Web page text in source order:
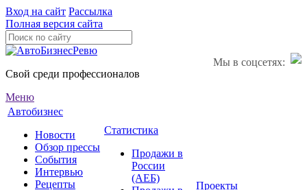
Вход на сайт Рассылка
Полная версия сайта
Мы в соцсетях:
Свой среди профессионалов
Меню
Автобизнес
Новости
Обзор прессы
События
Интервью
Рецепты
Статистика
Продажи в
России
(АЕБ)
Проекты